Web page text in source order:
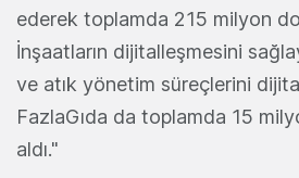
ederek toplamda 215 milyon
İnşaatların dijitalleşmesini
ve atık yönetim süreçlerini
FazlaGıda da toplamda 15
aldı."